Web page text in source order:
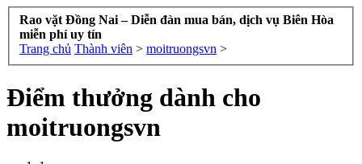
Rao vặt Đồng Nai – Diễn đàn mua bán, dịch vụ Biên Hòa
miễn phí uy tín
Trang chủ Thành viên > moitruongsvn >
Điểm thưởng dành cho
moitruongsvn